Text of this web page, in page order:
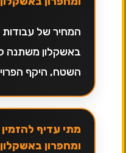
המחיר של עבודות
באשקלון משתנה
השטח, היקף
מתי עדיף
ומחפרון